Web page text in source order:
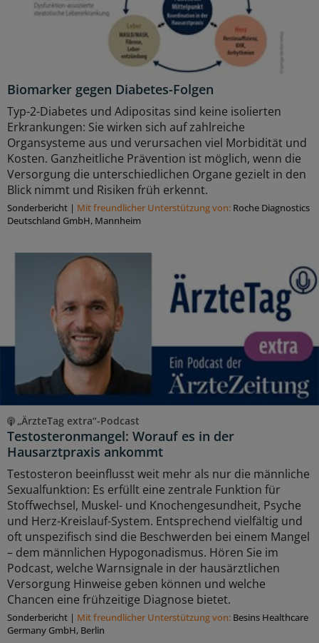
Biomarker gegen Diabetes-Folgen
Typ-2-Diabetes und Adipositas sind keine isolierten
Erkrankungen: Sie wirken sich auf zahlreiche
Organsysteme aus und verursachen viel Morbidität und
Kosten. Ganzheitliche Prävention ist möglich, wenn die
Versorgung die unterschiedlichen Organe gezielt in den
Blick nimmt und Risiken früh erkennt.
Sonderbericht | Mit freundlicher Unterstützung von: Roche Diagnostics
Deutschland GmbH, Mannheim
„ÄrzteTag extra“-Podcast
Testosteronmangel: Worauf es in der
Hausarztpraxis ankommt
Testosteron beeinflusst weit mehr als nur die männliche
Sexualfunktion: Es erfüllt eine zentrale Funktion für
Stoffwechsel, Muskel- und Knochengesundheit, Psyche
und Herz-Kreislauf-System. Entsprechend vielfältig und
oft unspezifisch sind die Beschwerden bei einem Mangel
– dem männlichen Hypogonadismus. Hören Sie im
Podcast, welche Warnsignale in der hausärztlichen
Versorgung Hinweise geben können und welche
Chancen eine frühzeitige Diagnose bietet.
Sonderbericht | Mit freundlicher Unterstützung von: Besins Healthcare
Germany GmbH, Berlin